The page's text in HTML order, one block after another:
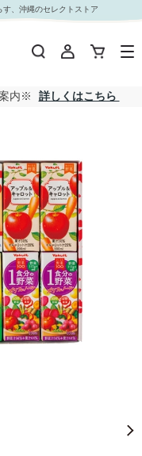
クト サンエー公式通販
、沖縄のセレクトストア
内※ 詳しくはこちら